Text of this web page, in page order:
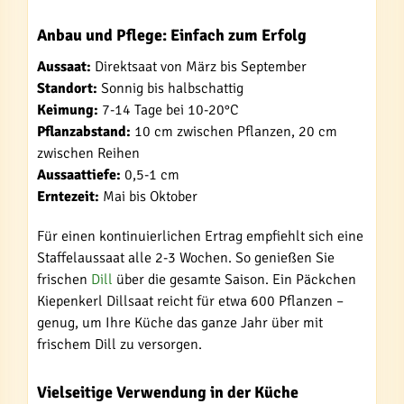
Anbau und Pflege: Einfach zum Erfolg
Aussaat: Direktsaat von März bis September
Standort: Sonnig bis halbschattig
Keimung: 7-14 Tage bei 10-20°C
Pflanzabstand: 10 cm zwischen Pflanzen, 20 cm
zwischen Reihen
Aussaattiefe: 0,5-1 cm
Erntezeit: Mai bis Oktober
Für einen kontinuierlichen Ertrag empfiehlt sich eine
Staffelaussaat alle 2-3 Wochen. So genießen Sie
frischen Dill über die gesamte Saison. Ein Päckchen
Kiepenkerl Dillsaat reicht für etwa 600 Pflanzen –
genug, um Ihre Küche das ganze Jahr über mit
frischem Dill zu versorgen.
Vielseitige Verwendung in der Küche